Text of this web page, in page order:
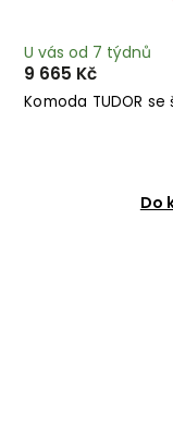
Komoda TUDOR se
U vás od 7 týdnů
9 665 Kč
Do